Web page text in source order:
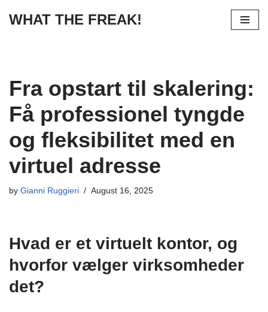
WHAT THE FREAK!
Fra opstart til skalering:
Få professionel tyngde
og fleksibilitet med en
virtuel adresse
by Gianni Ruggieri August 16, 2025
Hvad er et virtuelt kontor, og
hvorfor vælger virksomheder
det?